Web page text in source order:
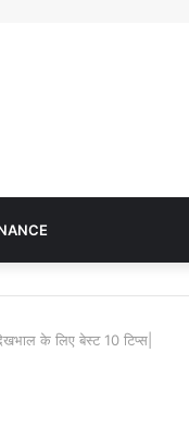
के लिए बेस्ट 10 टिप्स|